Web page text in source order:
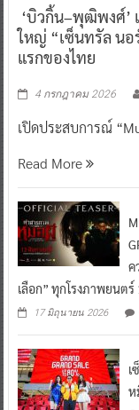
‘บิวกิ้น–พุฒิพงศ์’
ใหญ่ “เซ็นทรัล นอ
แรกของไทย
4 กรกฎาคม 2026
เปิดประสบการณ์
Read More
ค
เลือก” ทุกโรงภาพยนต
17 มิถุนายน 2026
เ
ห